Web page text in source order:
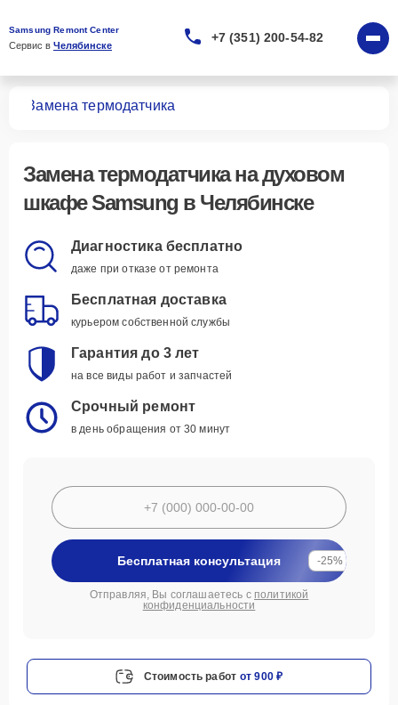
Samsung Remont Center
Сервис в Челябинске
+7 (351) 200-54-82
Замена термодатчика
Замена термодатчикана духовом
шкафе Samsung в Челябинске
Диагностика бесплатно
даже при отказе от ремонта
Бесплатная доставка
курьером собственной службы
Гарантия до 3 лет
на все виды работ и запчастей
Срочный ремонт
в день обращения от 30 минут
Бесплатная консультация -25%
Отправляя, Вы соглашаетесь с политикой
конфиденциальности
Стоимость работ от 900 ₽